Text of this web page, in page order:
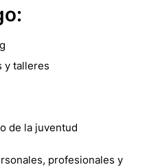
y talleres
de la juventud
profesionales y